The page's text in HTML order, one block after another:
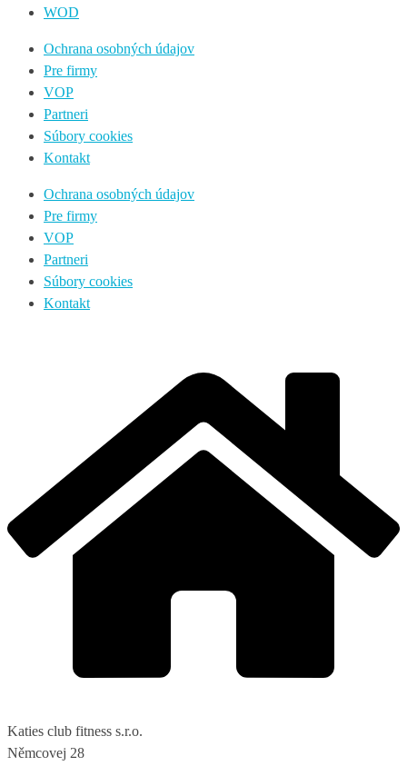
WOD
Ochrana osobných údajov
Pre firmy
VOP
Partneri
Súbory cookies
Kontakt
Ochrana osobných údajov
Pre firmy
VOP
Partneri
Súbory cookies
Kontakt
Katies club fitness s.r.o.
Němcovej 28